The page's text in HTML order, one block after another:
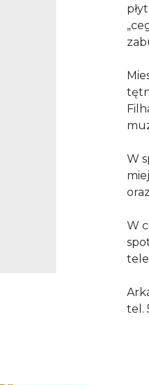
W
W
tel.